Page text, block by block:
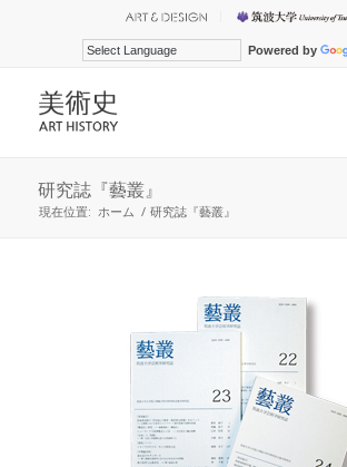
Powered by
研究誌『藝叢』
現在位置: ホーム / 研究誌『藝叢』